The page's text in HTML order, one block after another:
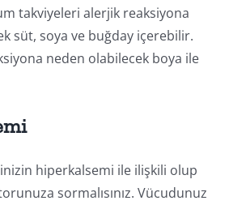
takviyeleri alerjik reaksiyona
süt, soya ve buğday içerebilir.
neden olabilecek boya ile
hiperkalsemi ile ilişkili olup
sormalısınız. Vücudunuz